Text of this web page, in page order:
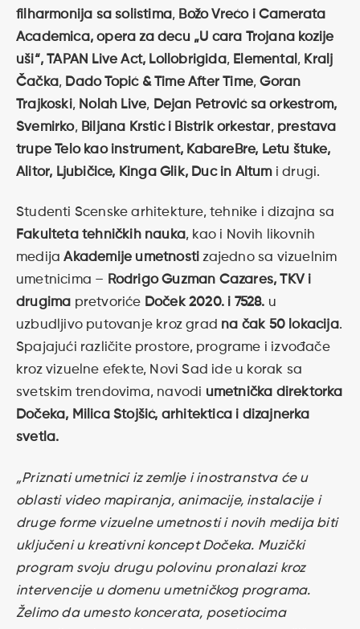
filharmonija sa solistima, Božo Vrećo i Camerata
Academica, opera za decu „U cara Trojana kozije
uši“, TAPAN Live Act, Lollobrigida, Elemental , Kralj
Čačka, Dado Topić & Time After Time,Goran
Trajkoski, Nolah Live, Dejan Petrović sa orkestrom,
Svemirko, Biljana Krstić i Bistrik orkestar,prestava
trupe Telo kao instrument, KabareBre, Letu štuke,
Alitor, Ljubičice, Kinga Glik, Duc in Altumi drugi.
Studenti Scenske arhitekture, tehnike i dizajna sa
Fakulteta tehničkih nauka, kao i Novih likovnih
medijaAkademije umetnosti zajedno sa vizuelnim
umetnicima – Rodrigo Guzman Cazares, TKV i
drugima pretvoriće Doček 2020. i 7528. u
uzbudljivo putovanje kroz grad na čak 50 lokacija.
Spajajući različite prostore, programe i izvođače
kroz vizuelne efekte, Novi Sad ide u korak sa
svetskim trendovima, navodi umetnička direktorka
Dočeka, Milica Stojšić, arhitektica i dizajnerka
svetla.
„Priznati umetnici iz zemlje i inostranstva će u
oblasti video mapiranja, animacije, instalacije i
druge forme vizuelne umetnosti i novih medija biti
uključeni u kreativni koncept Dočeka. Muzički
program svoju drugu polovinu pronalazi kroz
intervencije u domenu umetničkog programa.
Želimo da umesto koncerata, posetiocima